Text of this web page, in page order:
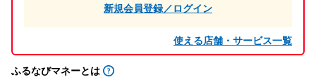
新規会員登録／ログイン
使える店舗・サービス一覧
ふるなびマネーとは